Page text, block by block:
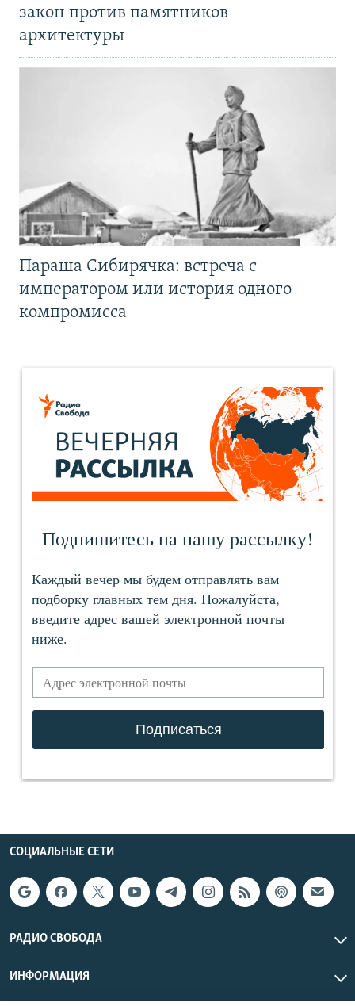
закон против памятников
архитектуры
Параша Сибирячка: встреча с
императором или история одного
компромисса
СОЦИАЛЬНЫЕ СЕТИ
РАДИО СВОБОДА
ИНФОРМАЦИЯ